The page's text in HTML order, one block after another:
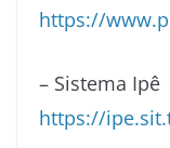
https://
– Sistema Ipê
https://